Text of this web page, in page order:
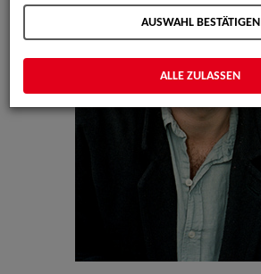
AUSWAHL BESTÄTIGEN
ALLE ZULASSEN